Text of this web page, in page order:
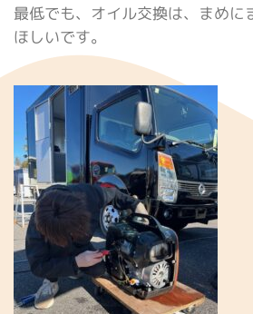
最低でも、オイル交換は、まめに
ほしいです。